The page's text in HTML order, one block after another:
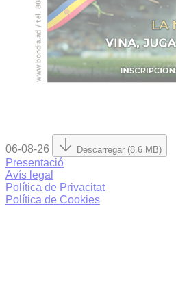
06-08-26 Descarregar (8.6 MB)
Presentació
Avís legal
Política de Privacitat
Política de Cookies